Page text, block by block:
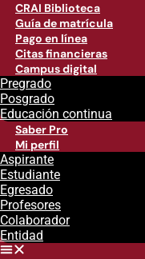
CRAI Biblioteca
Guía de matrícula
Pago en línea
Citas financieras
Campus digital
Pregrado
Posgrado
Educación continua
Saber Pro
Mi perfil
Aspirante
Estudiante
Egresado
Profesores
Colaborador
Entidad